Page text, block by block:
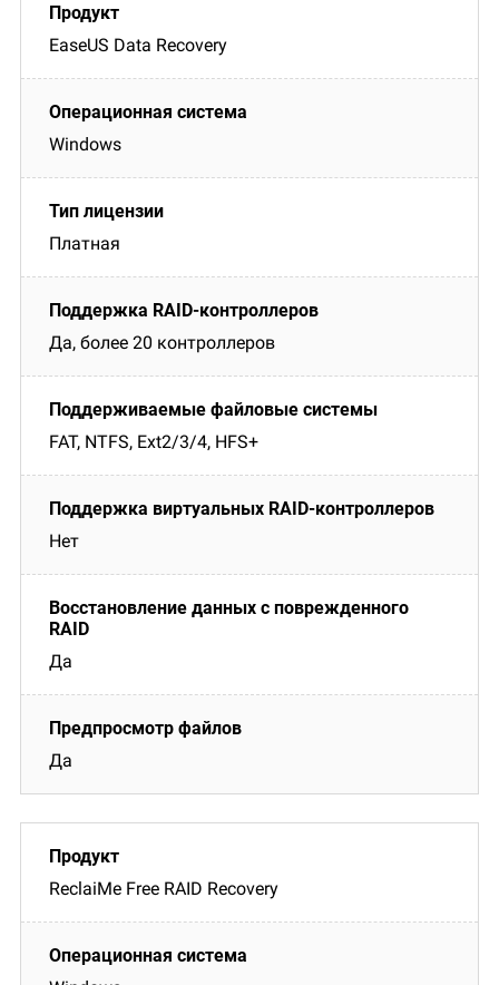
EaseUS Data Recovery
Windows
Платная
Да, более 20 контроллеров
FAT, NTFS, Ext2/3/4, HFS+
Нет
Да
Да
ReclaiMe Free RAID Recovery